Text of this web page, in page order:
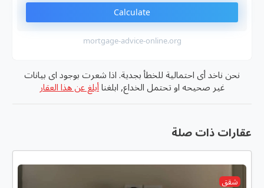
Calculate
mortgage-advice-online.org
نحن ناخد أى احتمالية للخطأ بجدية. اذا شعرت بوجود اى بيانات
غير صحيحه او تحتمل الخداع, ابلغنا أبلغ عن هذا العقار
عقارات ذات صلة
شقق